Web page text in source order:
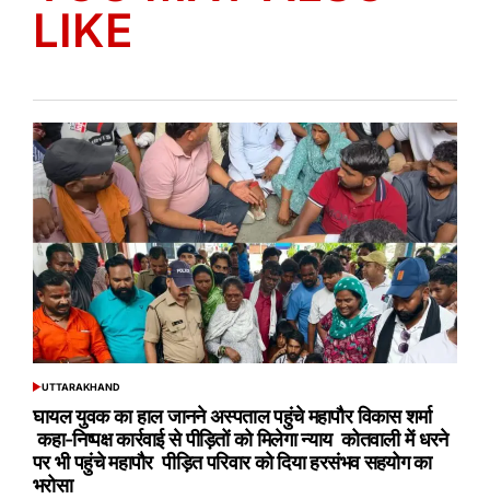
LIKE
POSTED
UTTARAKHAND
घायल युवक का हाल जानने अस्पताल पहुंचे महापौर विकास शर्मा
कहा-निष्पक्ष कार्रवाई से पीड़ितों को मिलेगा न्याय कोतवाली में धरने
पर भी पहुंचे महापौर पीड़ित परिवार को दिया हरसंभव सहयोग का
भरोसा